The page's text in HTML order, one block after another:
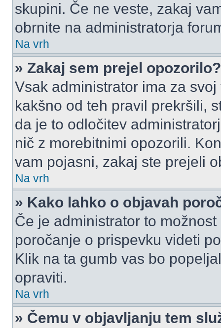
skupini. Če ne veste, zakaj
obrnite na administratorja
Na vrh
» Zakaj sem prejel opozorilo?
Vsak administrator ima za
kakšno od teh pravil prekršili,
da je to odločitev
nič z morebitnimi opozorili.
vam pojasni, zakaj ste prejeli
Na vrh
» Kako lahko o objavah
Če je administrator to
poročanje o prispevku videti
Klik na ta gumb vas bo
opraviti.
Na vrh
» Čemu v objavljanju tem